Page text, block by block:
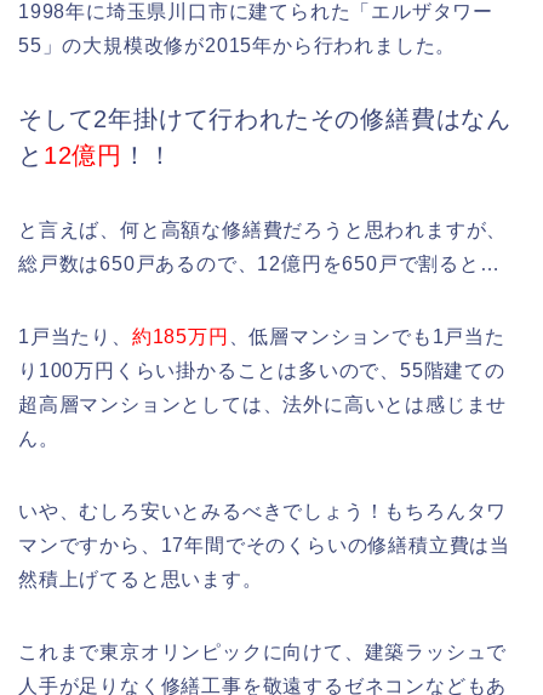
1998年に埼玉県川口市に建てられた「エルザタワー
55」の大規模改修が2015年から行われました。
そして2年掛けて行われたその修繕費はなん
と 12億円 ！！
と言えば、何と高額な修繕費だろうと思われますが、
総戸数は650戸あるので、12億円を650戸で割ると…
1戸当たり、 約185万円
、低層マンションでも1戸当た
り100万円くらい掛かることは多いので、55階建ての
超高層マンションとしては、法外に高いとは感じませ
ん。
いや、むしろ安いとみるべきでしょう！もちろんタワ
マンですから、17年間でそのくらいの修繕積立費は当
然積上げてると思います。
これまで東京オリンピックに向けて、建築ラッシュで
人手が足りなく修繕工事を敬遠するゼネコンなどもあ